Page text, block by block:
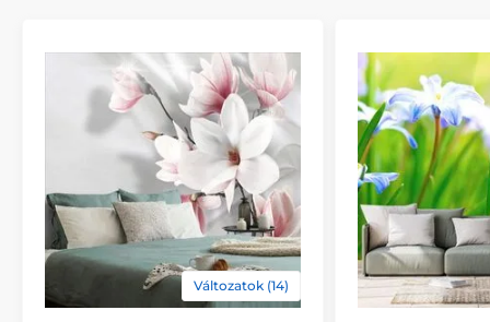
Környezetbarát és egészségkímélő
A nyomtatási technológia környezetkímélő, így a
tapéták bátran használhatók bármely helyiségben. A
felhasznált festékek megfelelnek a szigorú
egészségügyi és környezetvédelmi előírásoknak, és
VOC valamint GREENGUARD GOLD tanúsítvánnyal
Változatok (14)